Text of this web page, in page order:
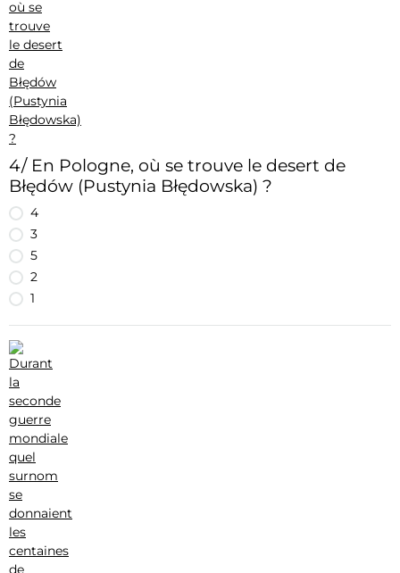
4/ En Pologne, où se trouve le desert de
Błędów (Pustynia Błędowska) ?
4
3
5
2
1